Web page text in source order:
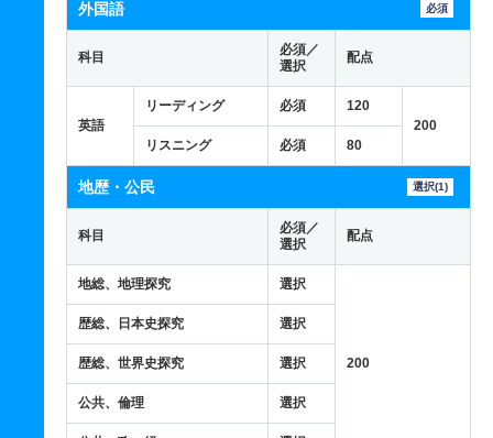
外国語 必須
科目
必須／
選択
配点
英語
リーディング 必須
120
200
リスニング
必須 80
地歴・公民 選択(1)
科目
必須／
選択
配点
地総、地理探究 選択
200
歴総、日本史探究 選択
歴総、世界史探究 選択
公共、倫理 選択